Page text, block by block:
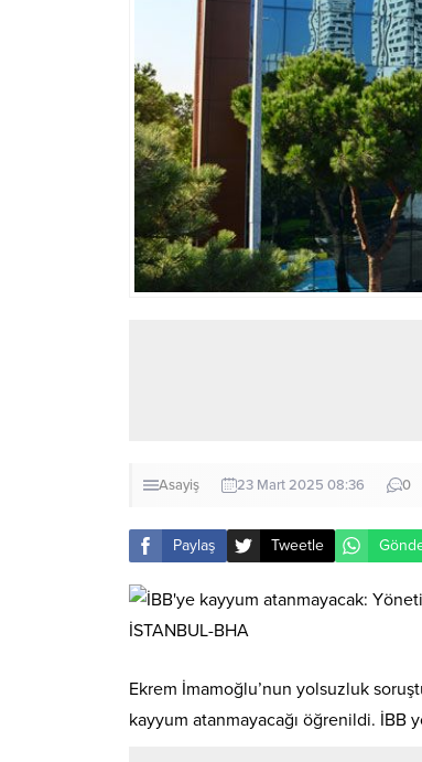
Asayiş 23 Mart 2025 08:36 0
Paylaş Tweetle
İSTANBUL-BHA
Ekrem İmamoğlu’nun yolsuzluk
kayyum atanmayacağı öğrenildi. İBB